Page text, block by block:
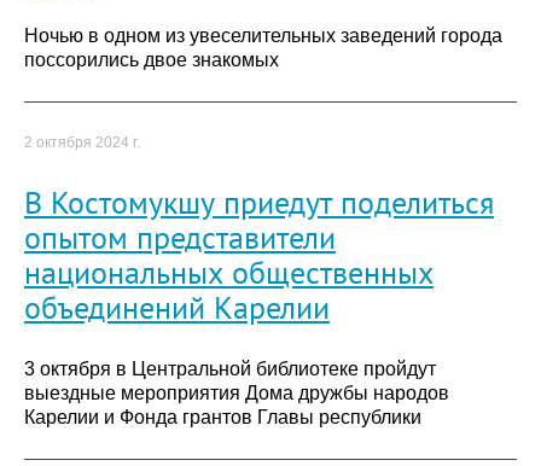
Ночью в одном из увеселительных заведений города
поссорились двое знакомых
2 октября 2024 г.
В Костомукшу приедут поделиться
опытом представители
национальных общественных
объединений Карелии
3 октября в Центральной библиотеке пройдут
выездные мероприятия Дома дружбы народов
Карелии и Фонда грантов Главы республики